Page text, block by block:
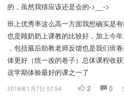
的，虽然我猜应该还是会的->__->
班上优秀率这么高一方面我想确实是
也是顾奶奶上课教的比较好，加上今
，包括最后助教老师反馈也是我们班
体更好（统一改的卷子）总体课程收
这学期体验最好的课之一了
2018年1月7日 07:54 2 0